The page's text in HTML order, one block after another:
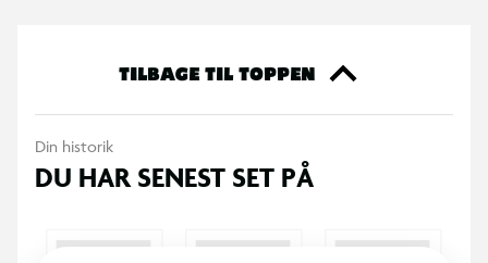
TILBAGE TIL TOPPEN
Din historik
DU HAR SENEST SET PÅ